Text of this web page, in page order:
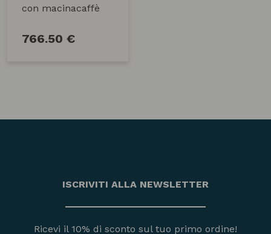
con macinacaffè
766.50 €
ISCRIVITI ALLA NEWSLETTER
Ricevi il 10% di sconto sul tuo primo ordine!